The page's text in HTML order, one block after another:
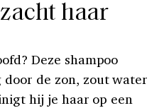
haar
Deze shampoo
de zon, zout water
hij je haar op een